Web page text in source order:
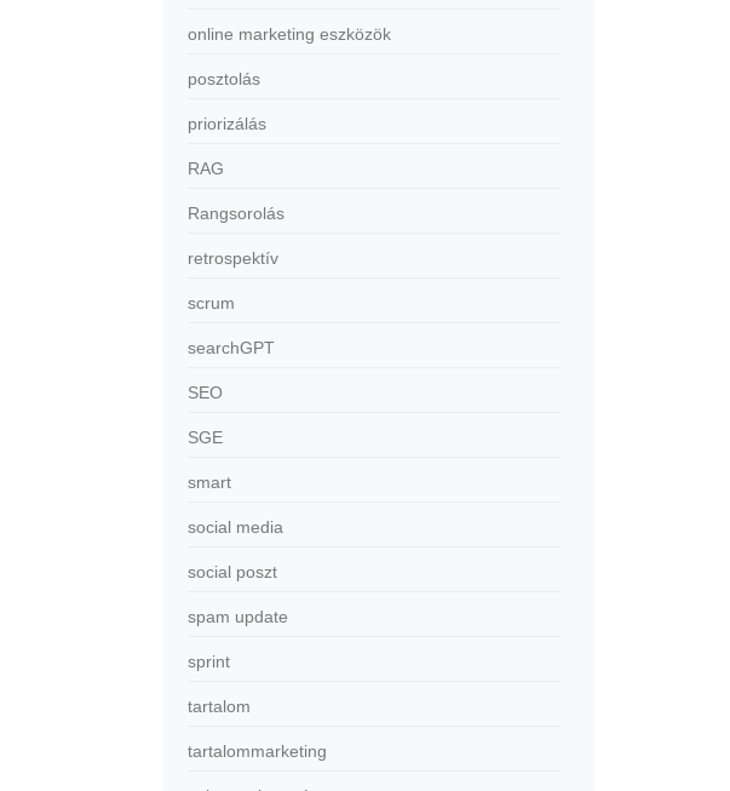
online marketing eszközök
posztolás
priorizálás
RAG
Rangsorolás
retrospektív
scrum
searchGPT
SEO
SGE
smart
social media
social poszt
spam update
sprint
tartalom
tartalommarketing